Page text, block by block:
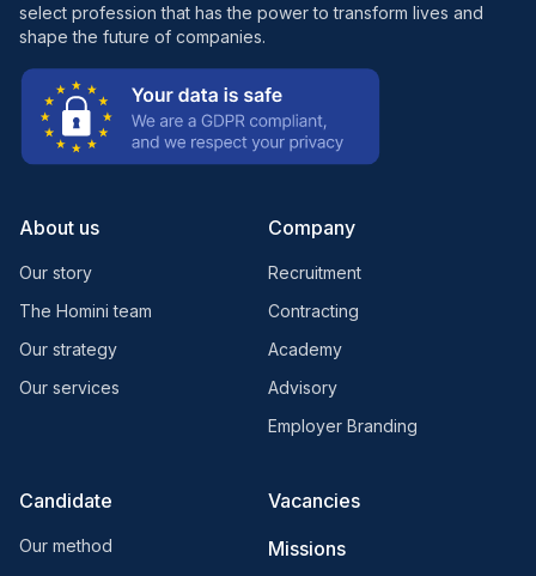
select profession that has the power to transform lives and
shape the future of companies.
About us
Our story
The Homini team
Our strategy
Our services
Company
Recruitment
Contracting
Academy
Advisory
Employer Branding
Candidate
Our method
Vacancies
Missions